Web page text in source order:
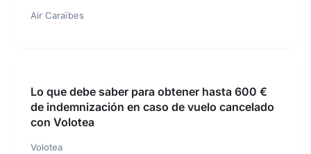
Air Caraïbes
Lo que debe saber para obtener hasta 600 €
de indemnización en caso de vuelo cancelado
con Volotea
Volotea